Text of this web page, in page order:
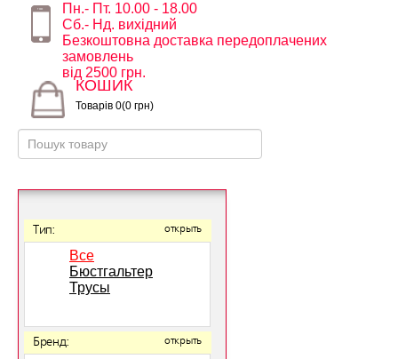
Пн.- Пт. 10.00 - 18.00
Сб.- Нд. вихідний
Безкоштовна доставка передоплачених
замовлень
від 2500 грн.
КОШИК
Товарів 0(0 грн)
Тип: открыть
Все
Бюстгальтер
Трусы
Бренд: открыть